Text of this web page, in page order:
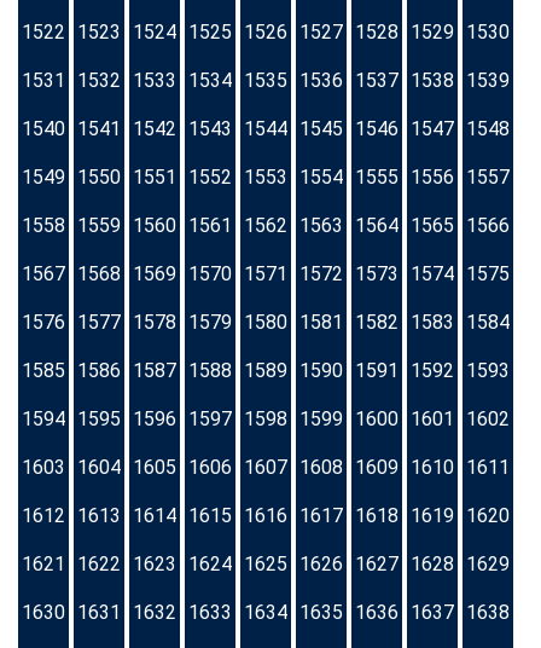
1522 1523 1524 1525 1526 1527 1528 1529 1530
1531 1532 1533 1534 1535 1536 1537 1538 1539
1540 1541 1542 1543 1544 1545 1546 1547 1548
1549 1550 1551 1552 1553 1554 1555 1556 1557
1558 1559 1560 1561 1562 1563 1564 1565 1566
1567 1568 1569 1570 1571 1572 1573 1574 1575
1576 1577 1578 1579 1580 1581 1582 1583 1584
1585 1586 1587 1588 1589 1590 1591 1592 1593
1594 1595 1596 1597 1598 1599 1600 1601 1602
1603 1604 1605 1606 1607 1608 1609 1610 1611
1612 1613 1614 1615 1616 1617 1618 1619 1620
1621 1622 1623 1624 1625 1626 1627 1628 1629
1630 1631 1632 1633 1634 1635 1636 1637 1638